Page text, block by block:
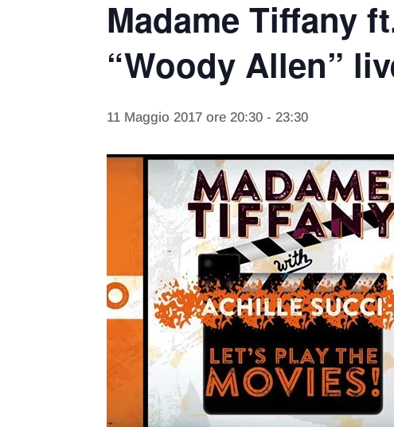
Madame Tiffany
“Woody Allen”
11 Maggio 2017 ore 20:30 -23:30